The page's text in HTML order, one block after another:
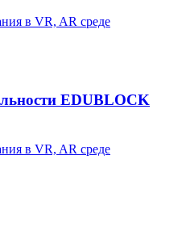
в VR, AR среде
EDUBLOCK
в VR, AR среде